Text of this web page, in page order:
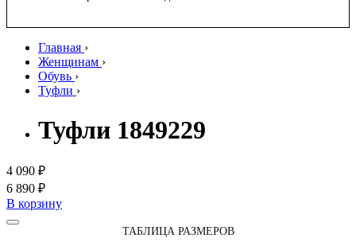
Главная ›
Женщинам ›
Обувь ›
Туфли ›
Туфли 1849229
4 090 ₽
6 890 ₽
В корзину
ТАБЛИЦА РАЗМЕРОВ